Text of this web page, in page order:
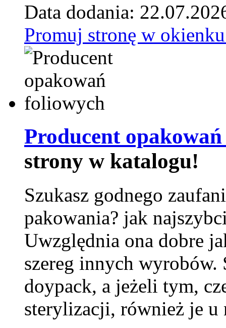
Data dodania:
Promuj stronę w
Producent
strony w katalogu!
Szukasz godnego
pakowania? jak
Uwzględnia ona dobre
szereg innych
doypack, a jeżeli tym,
sterylizacji, również je u